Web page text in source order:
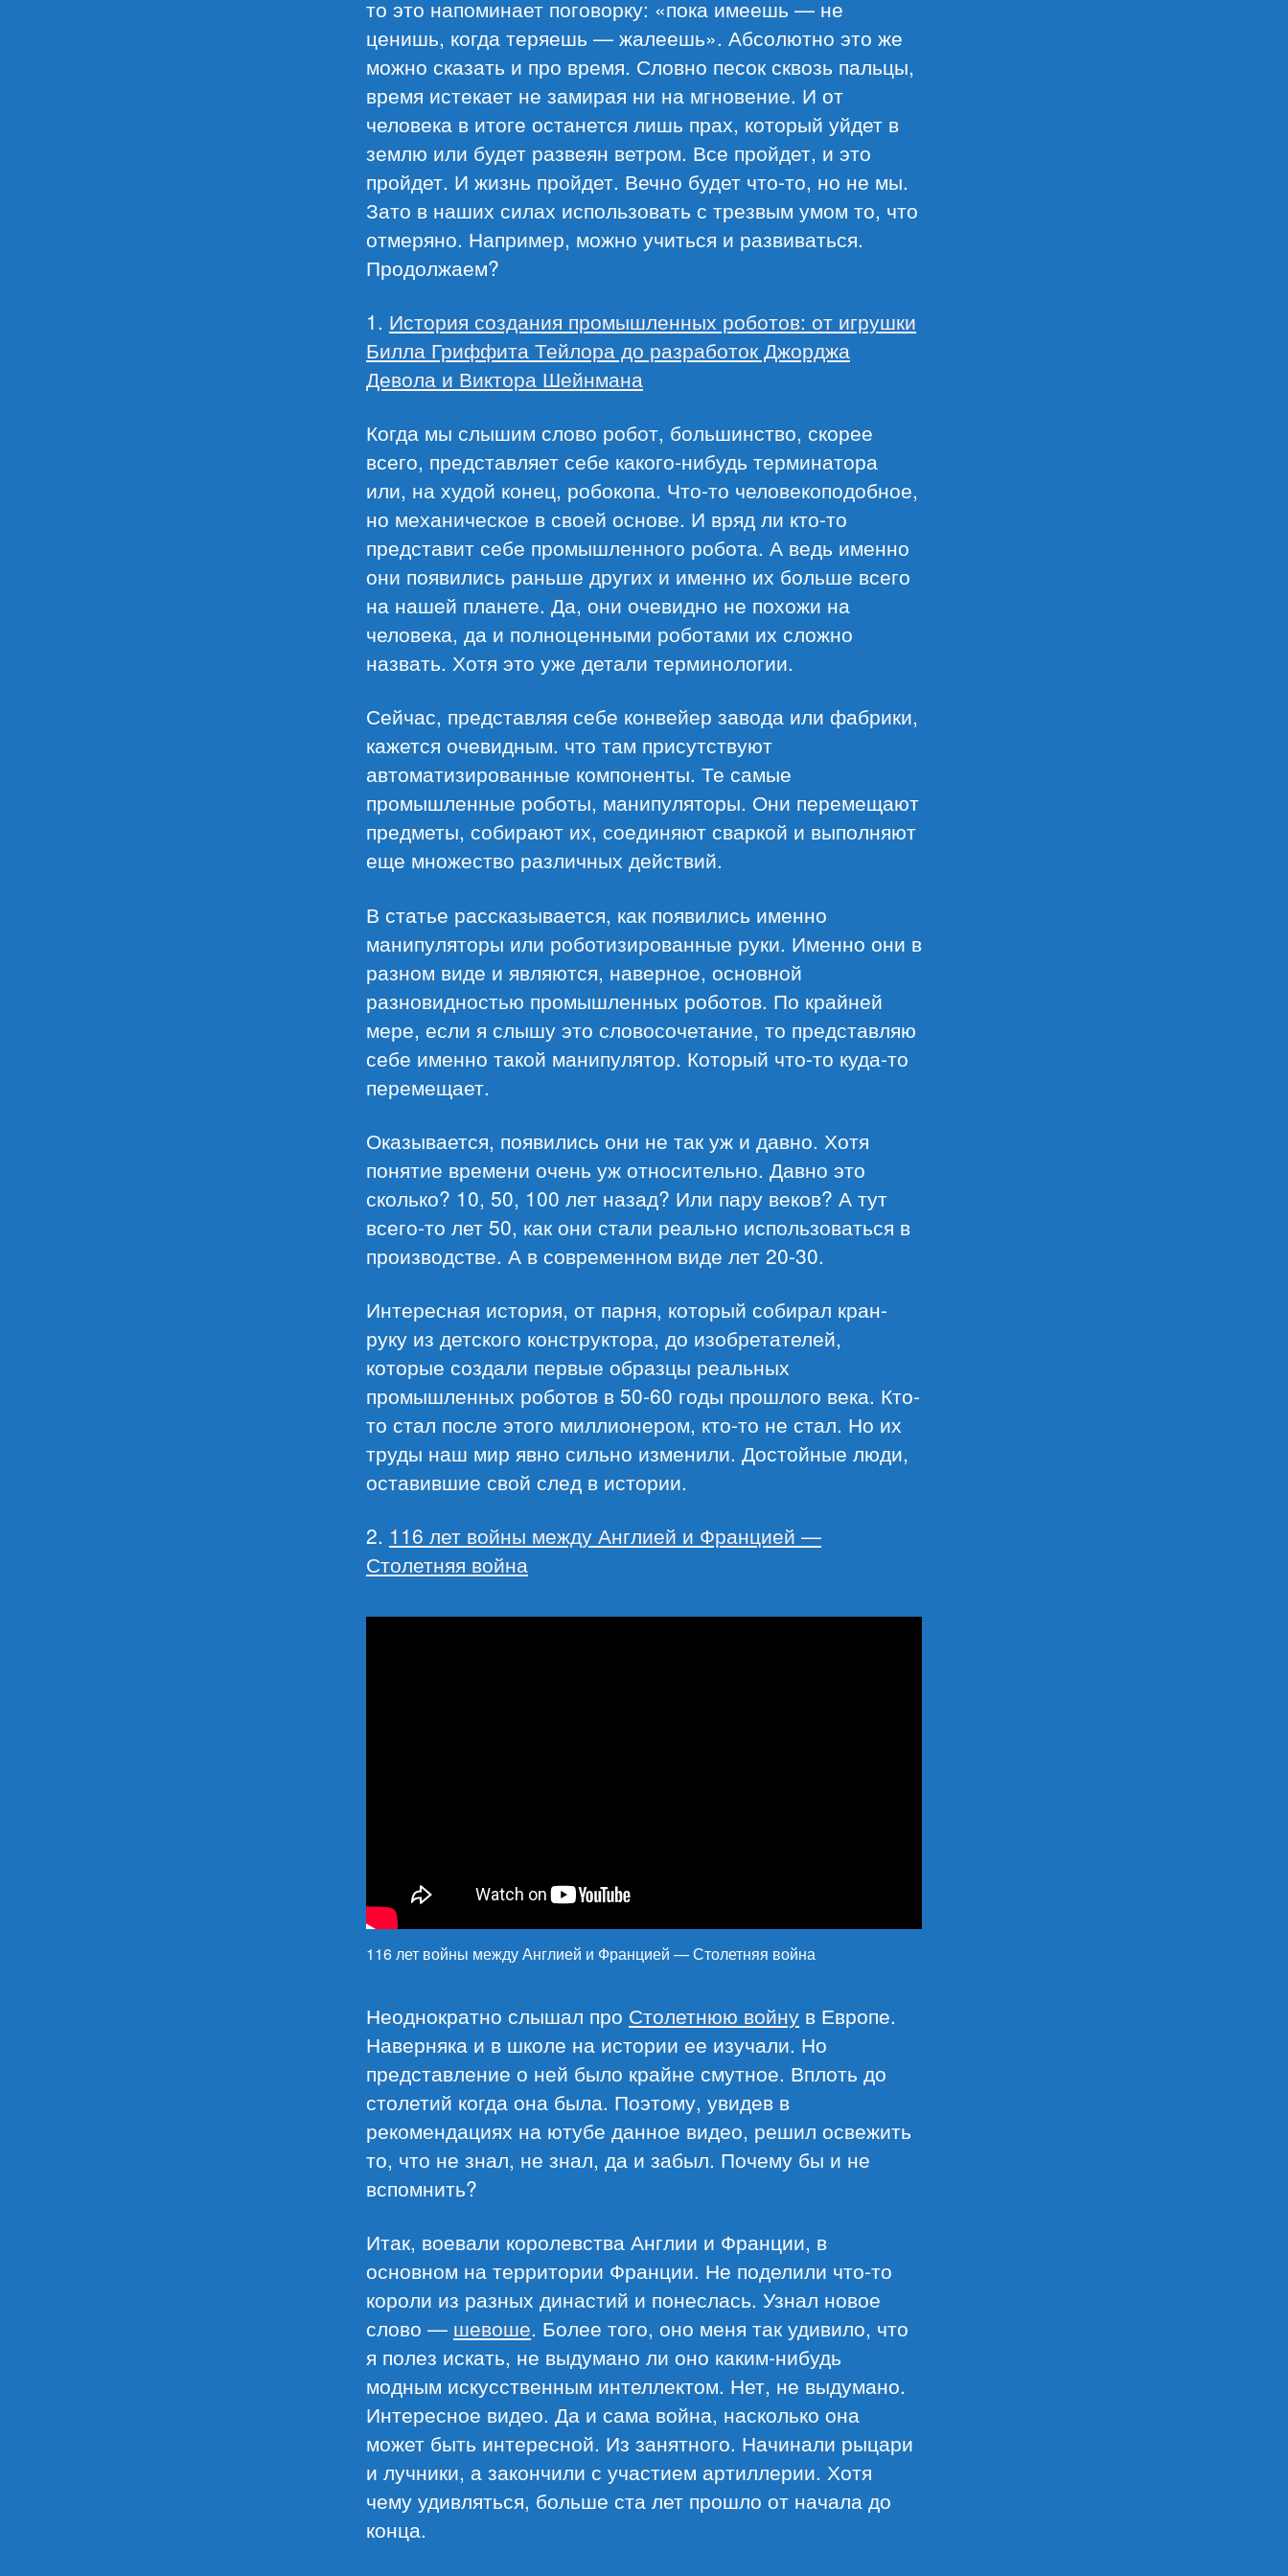
то это напоминает поговорку: «пока имеешь — не
ценишь, когда теряешь — жалеешь». Абсолютно это же
можно сказать и про время. Словно песок сквозь пальцы,
время истекает не замирая ни на мгновение. И от
человека в итоге останется лишь прах, который уйдет в
землю или будет развеян ветром. Все пройдет, и это
пройдет. И жизнь пройдет. Вечно будет что-то, но не мы.
Зато в наших силах использовать с трезвым умом то, что
отмеряно. Например, можно учиться и развиваться.
Продолжаем?
1. История создания промышленных роботов: от игрушки
Билла Гриффита Тейлора до разработок Джорджа
Девола и Виктора Шейнмана
Когда мы слышим слово робот, большинство, скорее
всего, представляет себе какого-нибудь терминатора
или, на худой конец, робокопа. Что-то человекоподобное,
но механическое в своей основе. И вряд ли кто-то
представит себе промышленного робота. А ведь именно
они появились раньше других и именно их больше всего
на нашей планете. Да, они очевидно не похожи на
человека, да и полноценными роботами их сложно
назвать. Хотя это уже детали терминологии.
Сейчас, представляя себе конвейер завода или фабрики,
кажется очевидным. что там присутствуют
автоматизированные компоненты. Те самые
промышленные роботы, манипуляторы. Они перемещают
предметы, собирают их, соединяют сваркой и выполняют
еще множество различных действий.
В статье рассказывается, как появились именно
манипуляторы или роботизированные руки. Именно они в
разном виде и являются, наверное, основной
разновидностью промышленных роботов. По крайней
мере, если я слышу это словосочетание, то представляю
себе именно такой манипулятор. Который что-то куда-то
перемещает.
Оказывается, появились они не так уж и давно. Хотя
понятие времени очень уж относительно. Давно это
сколько? 10, 50, 100 лет назад? Или пару веков? А тут
всего-то лет 50, как они стали реально использоваться в
производстве. А в современном виде лет 20-30.
Интересная история, от парня, который собирал кран-
руку из детского конструктора, до изобретателей,
которые создали первые образцы реальных
промышленных роботов в 50-60 годы прошлого века. Кто-
то стал после этого миллионером, кто-то не стал. Но их
труды наш мир явно сильно изменили. Достойные люди,
оставившие свой след в истории.
2. 116 лет войны между Англией и Францией —
Столетняя война
116 лет войны между Англией и Францией — Столетняя война
Неоднократно слышал про Столетнюю войну в Европе.
Наверняка и в школе на истории ее изучали. Но
представление о ней было крайне смутное. Вплоть до
столетий когда она была. Поэтому, увидев в
рекомендациях на ютубе данное видео, решил освежить
то, что не знал, не знал, да и забыл. Почему бы и не
вспомнить?
Итак, воевали королевства Англии и Франции, в
основном на территории Франции. Не поделили что-то
короли из разных династий и понеслась. Узнал новое
слово — шевоше. Более того, оно меня так удивило, что
я полез искать, не выдумано ли оно каким-нибудь
модным искусственным интеллектом. Нет, не выдумано.
Интересное видео. Да и сама война, насколько она
может быть интересной. Из занятного. Начинали рыцари
и лучники, а закончили с участием артиллерии. Хотя
чему удивляться, больше ста лет прошло от начала до
конца.